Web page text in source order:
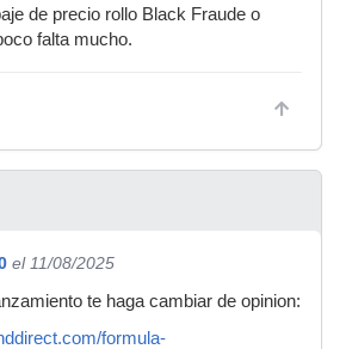
de precio rollo Black Fraude o
falta mucho.
el 11/08/2025
te haga cambiar de opinion:
formula-